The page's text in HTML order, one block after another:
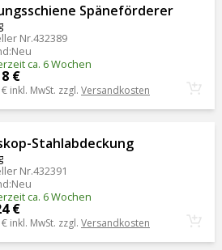
Späneförderer
Nr.432389
:Neu
ca. 6 Wochen
€
inkl. MwSt. zzgl. Versandkosten
Stahlabdeckung
Nr.432391
:Neu
ca. 6 Wochen
€
inkl. MwSt. zzgl. Versandkosten